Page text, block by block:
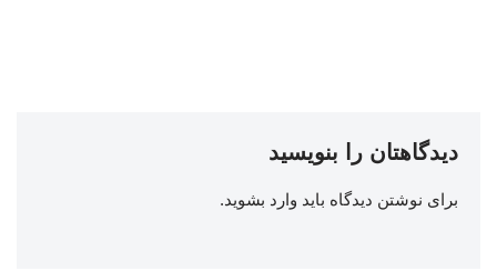
دیدگاهتان را بنویسید
برای نوشتن دیدگاه باید وارد بشوید.